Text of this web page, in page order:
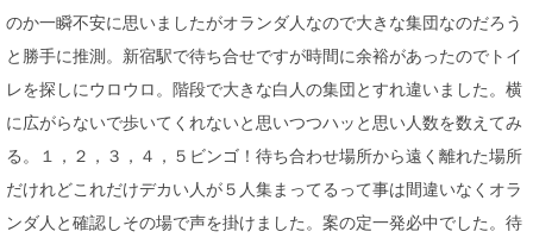
のか一瞬不安に思いましたがオランダ人なので大きな集団なのだろう
と勝手に推測。新宿駅で待ち合せですが時間に余裕があったのでトイ
レを探しにウロウロ。階段で大きな白人の集団とすれ違いました。横
に広がらないで歩いてくれないと思いつつハッと思い人数を数えてみ
る。１，２，３，４，５ビンゴ！待ち合わせ場所から遠く離れた場所
だけれどこれだけデカい人が５人集まってるって事は間違いなくオラ
ンダ人と確認しその場で声を掛けました。案の定一発必中でした。待